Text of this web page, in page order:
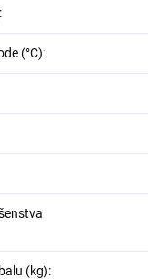
:
(°C):
(kg):